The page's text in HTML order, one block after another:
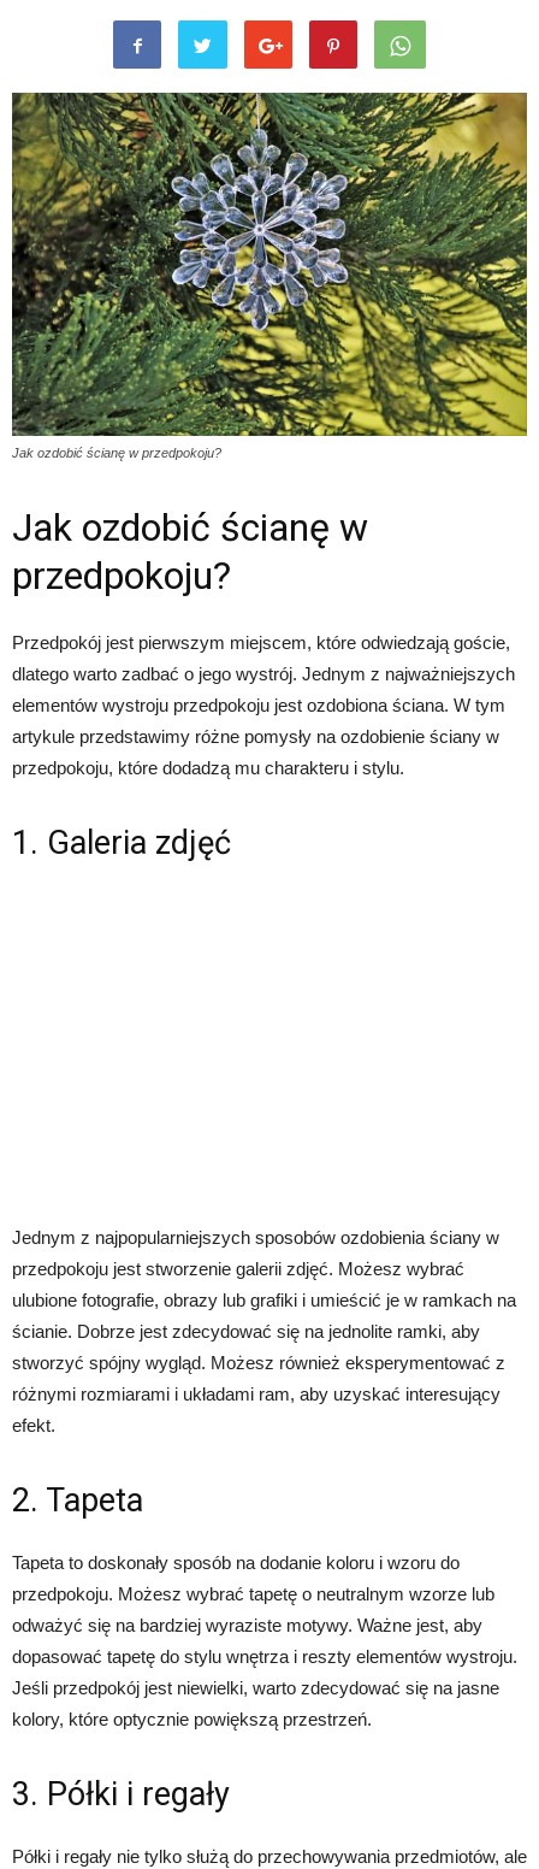
Jak ozdobić ścianę w przedpokoju?
Jak ozdobić ścianę w
przedpokoju?
Przedpokój jest pierwszym miejscem, które odwiedzają goście,
dlatego warto zadbać o jego wystrój. Jednym z najważniejszych
elementów wystroju przedpokoju jest ozdobiona ściana. W tym
artykule przedstawimy różne pomysły na ozdobienie ściany w
przedpokoju, które dodadzą mu charakteru i stylu.
1. Galeria zdjęć
Jednym z najpopularniejszych sposobów ozdobienia ściany w
przedpokoju jest stworzenie galerii zdjęć. Możesz wybrać
ulubione fotografie, obrazy lub grafiki i umieścić je w ramkach na
ścianie. Dobrze jest zdecydować się na jednolite ramki, aby
stworzyć spójny wygląd. Możesz również eksperymentować z
różnymi rozmiarami i układami ram, aby uzyskać interesujący
efekt.
2. Tapeta
Tapeta to doskonały sposób na dodanie koloru i wzoru do
przedpokoju. Możesz wybrać tapetę o neutralnym wzorze lub
odważyć się na bardziej wyraziste motywy. Ważne jest, aby
dopasować tapetę do stylu wnętrza i reszty elementów wystroju.
Jeśli przedpokój jest niewielki, warto zdecydować się na jasne
kolory, które optycznie powiększą przestrzeń.
3. Półki i regały
Półki i regały nie tylko służą do przechowywania przedmiotów, ale